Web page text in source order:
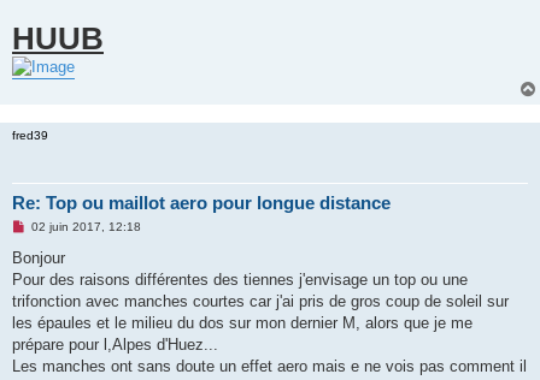
HUUB
fred39
Re: Top ou maillot aero pour longue distance
M
s
a
g
n
o
l
02 juin 2017, 12:18
Bonjour
Pour des raisons différentes des tiennes j'envisage un top ou une
trifonction avec manches courtes car j'ai pris de gros coup de soleil sur
les épaules et le milieu du dos sur mon dernier M, alors que je me
prépare pour l,Alpes d'Huez...
Les manches ont sans doute un effet aero mais e ne vois pas comment il